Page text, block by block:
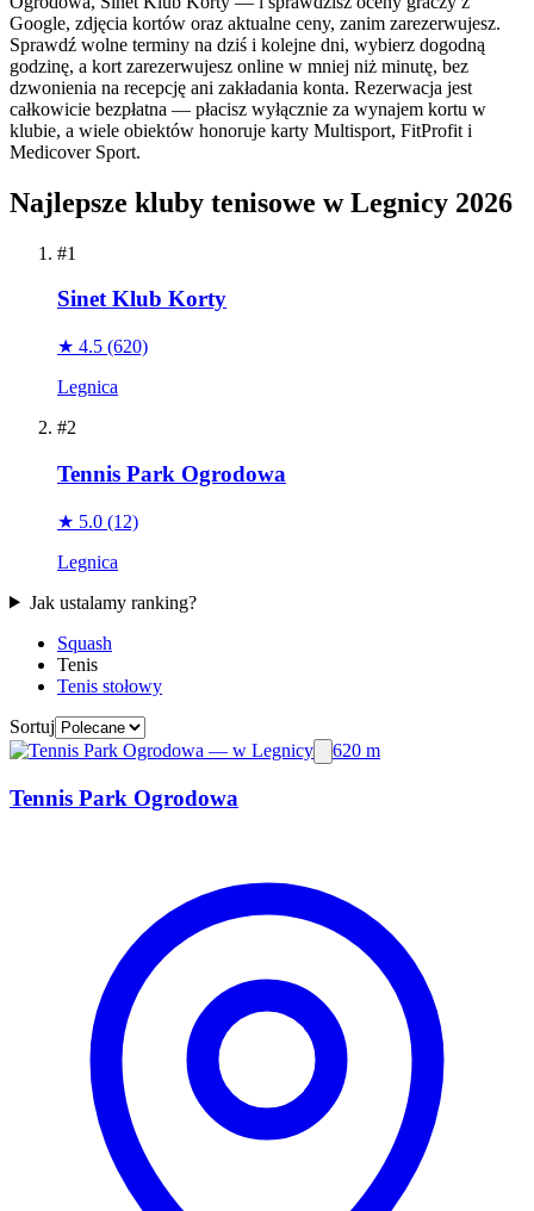
Google, zdjęcia kortów oraz aktualne ceny, zanim zarezerwujesz.
Sprawdź wolne terminy na dziś i kolejne dni, wybierz dogodną
godzinę, a kort zarezerwujesz online w mniej niż minutę, bez
dzwonienia na recepcję ani zakładania konta. Rezerwacja jest
całkowicie bezpłatna — płacisz wyłącznie za wynajem kortu w
klubie, a wiele obiektów honoruje karty Multisport, FitProfit i
Medicover Sport.
Najlepsze kluby tenisowe w Legnicy 2026
#1
Sinet Klub Korty
★ 4.5 (620)
Legnica
#2
Tennis Park Ogrodowa
★ 5.0 (12)
Legnica
Jak ustalamy ranking?
Squash
Tenis
Tenis stołowy
Sortuj
620 m
Tennis Park Ogrodowa